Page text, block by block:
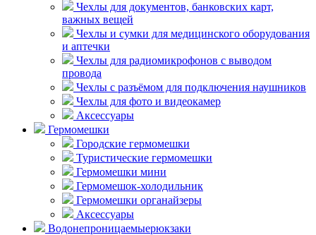
Чехлы для документов, банковских карт,
важных вещей
Чехлы и сумки для медицинского оборудования
и аптечки
Чехлы для радиомикрофонов с выводом
провода
Чехлы с разъёмом для подключения наушников
Чехлы для фото и видеокамер
Аксессуары
Гермомешки
Городские гермомешки
Туристические гермомешки
Гермомешки мини
Гермомешок-холодильник
Гермомешки органайзеры
Аксессуары
Водонепроницаемыерюкзаки